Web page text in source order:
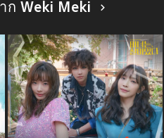
ก Weki Meki